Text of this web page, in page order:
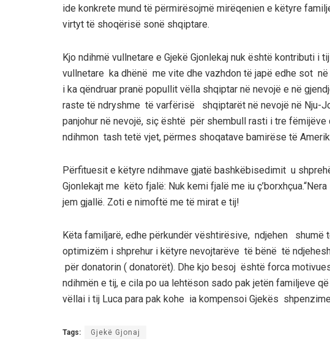
ide konkrete mund të përmirësojmë mirëqenien e këtyre
virtyt të shoqërisë sonë shqiptare.
Kjo ndihmë vullnetare e Gjekë Gjonlekaj nuk është kontributi i
vullnetare ka dhënë me vite dhe vazhdon të japë edhe sot në
i ka qëndruar pranë popullit vëlla shqiptar në nevojë e në
raste të ndryshme të varfërisë shqiptarët në nevojë në Nju-
panjohur në nevojë, siç është për shembull rasti i tre
ndihmon tash tetë vjet, përmes shoqatave bamirëse të
Përfituesit e këtyre ndihmave gjatë bashkëbisedimit u
Gjonlekajt me këto fjalë: Nuk kemi fjalë me iu ç’
jem gjallë. Zoti e nimoftë me të mirat e tij!
Këta familjarë, edhe përkundër vështirësive, ndjehen shumë
optimizëm i shprehur i këtyre nevojtarëve të bënë të
për donatorin ( donatorët). Dhe kjo besoj është forca
ndihmën e tij, e cila po ua lehtëson sado pak jetën familjeve
vëllai i tij Luca para pak kohe ia kompensoi Gjekës
Tags: Gjekë Gjonaj